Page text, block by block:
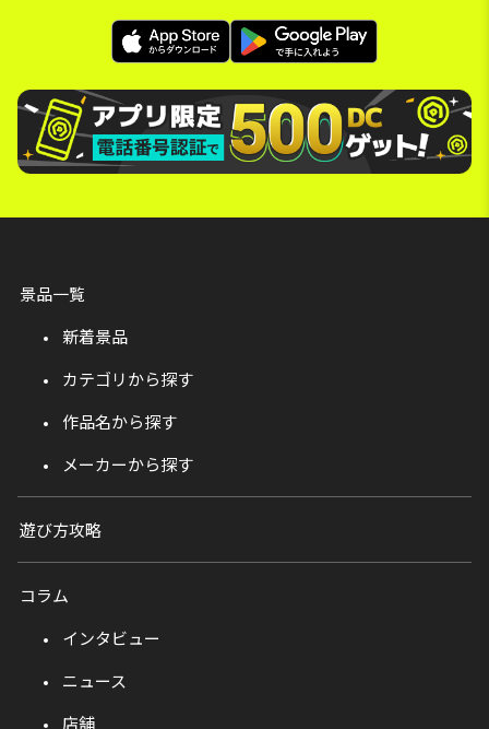
景品一覧
新着景品
カテゴリから探す
作品名から探す
メーカーから探す
遊び方攻略
コラム
インタビュー
ニュース
店舗